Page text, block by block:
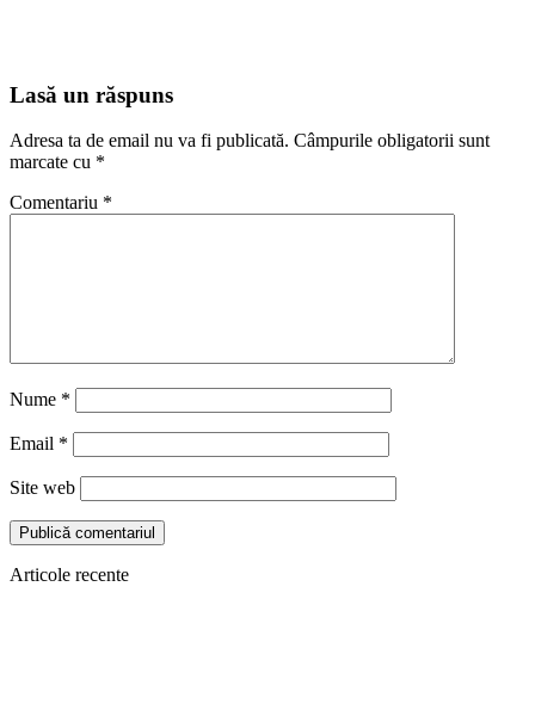
Lasă un răspuns
Adresa ta de email nu va fi publicată. Câmpurile obligatorii sunt
marcate cu *
Comentariu *
Nume *
Email *
Site web
Articole recente